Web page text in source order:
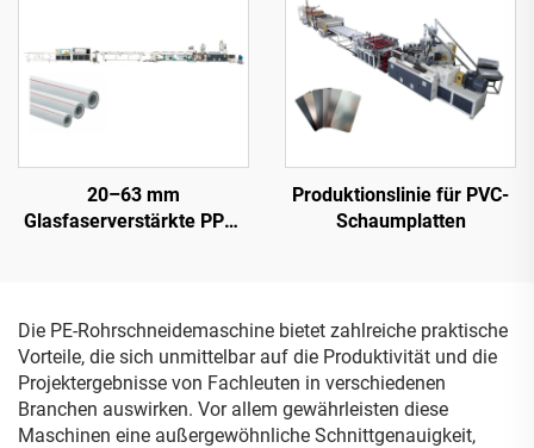
20–63 mm
Glasfaserverstärkte PPR-
Produktionslinie für PVC-
Schaumplatten
Die PE-Rohrschneidemaschine bietet zahlreiche praktische
Vorteile, die sich unmittelbar auf die Produktivität und die
Projektergebnisse von Fachleuten in verschiedenen
Branchen auswirken. Vor allem gewährleisten diese
Maschinen eine außergewöhnliche Schnittgenauigkeit,